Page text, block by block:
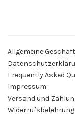
Allgemeine
Frequently Asked
Impressum
Versand und
Widerrufsbelehrung